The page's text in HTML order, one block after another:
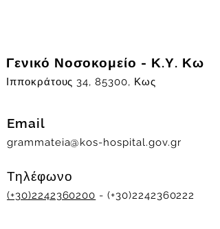
Γενικό Νοσοκομείο - Κ.Υ. Κω
Ιπποκράτους 34, 85300, Κως
Email
grammateia@kos-hospital.gov.gr
Τηλέφωνο
(+30)2242360200 - (+30)2242360222